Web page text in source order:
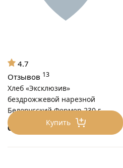
Купить
66
Хлеб «Эксклюзив»
бездрожжевой нарезной
Белорусский Фермер 230 г
4.7
Отзывов 13